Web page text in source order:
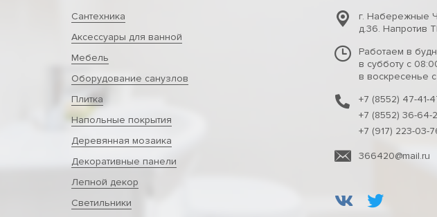
Сантехника
Аксессуары для ванной
Мебель
Оборудование санузлов
Плитка
Напольные покрытия
Деревянная мозаика
Декоративные панели
Лепной декор
Светильники
г. Набережные
д.36. Напротив
Работаем в
в субботу с
в воскресенье
+7 (8552) 47-41-
+7 (8552) 36-64-
+7 (917) 223-03-
366420@mail.ru